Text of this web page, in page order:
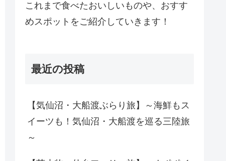
これまで食べたおいしいものや、おすす
めスポットをご紹介していきます！
最近の投稿
【気仙沼・大船渡ぶらり旅】～海鮮もス
イーツも！気仙沼・大船渡を巡る三陸旅
～